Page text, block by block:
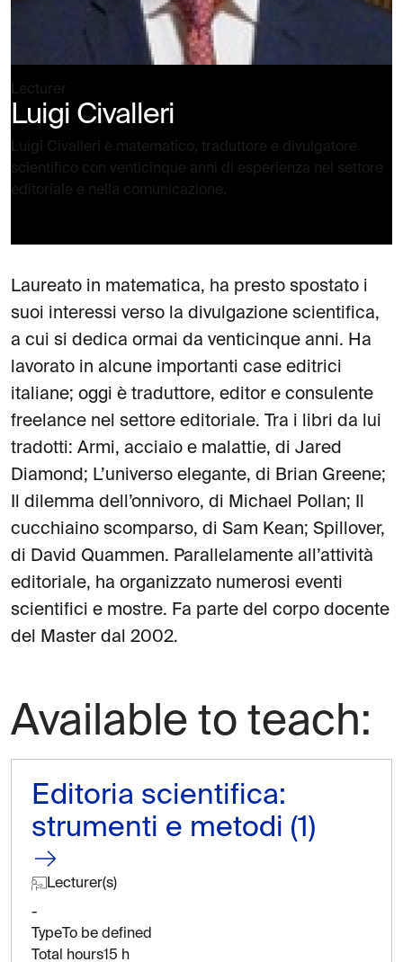
Lecturer
Luigi Civalleri
Luigi Civalleri è matematico, traduttore e divulgatore
scientifico con venticinque anni di esperienza nel settore
editoriale e nella comunicazione.
Laureato in matematica, ha presto spostato i
suoi interessi verso la divulgazione scientifica,
a cui si dedica ormai da venticinque anni. Ha
lavorato in alcune importanti case editrici
italiane; oggi è traduttore, editor e consulente
freelance nel settore editoriale. Tra i libri da lui
tradotti: Armi, acciaio e malattie, di Jared
Diamond; L’universo elegante, di Brian Greene;
Il dilemma dell’onnivoro, di Michael Pollan; Il
cucchiaino scomparso, di Sam Kean; Spillover,
di David Quammen. Parallelamente all’attività
editoriale, ha organizzato numerosi eventi
scientifici e mostre. Fa parte del corpo docente
del Master dal 2002.
Available to teach:
Editoria scientifica:
strumenti e metodi (1)
Lecturer(s)
-
TypeTo be defined
Total hours15 h